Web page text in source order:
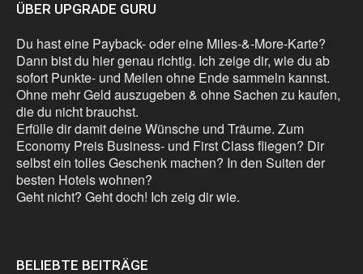
ÜBER UPGRADE GURU
Du hast eine Payback- oder eine Miles-&-More-Karte?
Dann bist du hier genau richtig. Ich zeige dir, wie du ab
sofort Punkte- und Meilen ohne Ende sammeln kannst.
Ohne mehr Geld auszugeben & ohne Sachen zu kaufen,
die du nicht brauchst.
Erfülle dir damit deine Wünsche und Träume. Zum
Economy Preis Business- und First Class fliegen? Dir
selbst ein tolles Geschenk machen? In den Suiten der
besten Hotels wohnen?
Geht nicht? Geht doch! Ich zeig dir wie.
BELIEBTE BEITRÄGE